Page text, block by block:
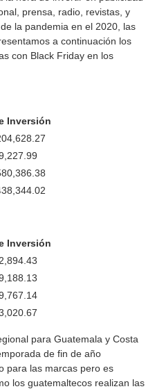
prensa, radio, revistas, y
la pandemia en el 2020, las
a continuación los
con Black Friday en los
Inversión
Inversión
para Guatemala y Costa
de fin de año
para las marcas pero es
los guatemaltecos realizan las